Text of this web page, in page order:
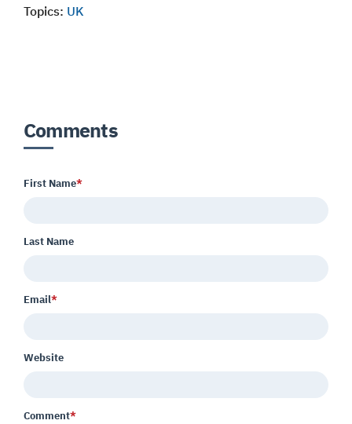
Topics: UK
Comments
First Name*
Last Name
Email*
Website
Comment*